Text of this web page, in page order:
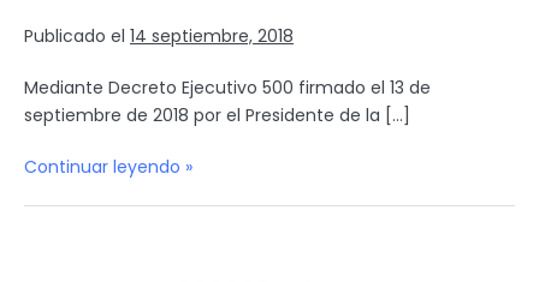
Publicado el 14 septiembre, 2018
Mediante Decreto Ejecutivo 500 firmado el 13 de
septiembre de 2018 por el Presidente de la […]
Continuar leyendo »